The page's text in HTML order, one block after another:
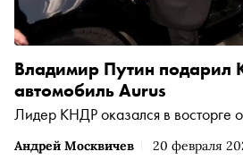
Андрей Москвичев 20 февраля
Владимир Путин подарил
автомобиль Aurus
Лидер КНДР оказался в восторге